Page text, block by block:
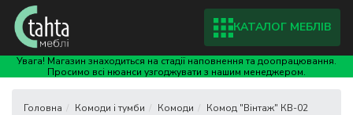
Увага! Магазин знаходиться на стадії наповнення та доопрацювання.
Просимо всі нюанси узгоджувати з нашим менеджером.
КАТАЛОГ МЕБЛІВ
Комоди і тумби Комоди Комод "Вінтаж" КВ-02